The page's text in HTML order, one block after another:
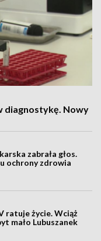
diagnostykę. Nowy
zabrała głos.
ochrony zdrowia
ratuje życie. Wciąż
mało Lubuszanek